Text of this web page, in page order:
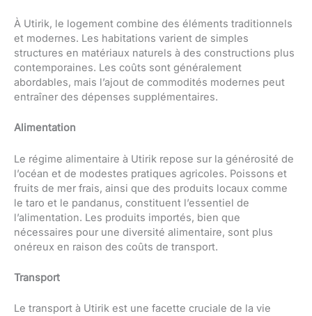
À Utirik, le logement combine des éléments traditionnels
et modernes. Les habitations varient de simples
structures en matériaux naturels à des constructions plus
contemporaines. Les coûts sont généralement
abordables, mais l’ajout de commodités modernes peut
entraîner des dépenses supplémentaires.
Alimentation
Le régime alimentaire à Utirik repose sur la générosité de
l’océan et de modestes pratiques agricoles. Poissons et
fruits de mer frais, ainsi que des produits locaux comme
le taro et le pandanus, constituent l’essentiel de
l’alimentation. Les produits importés, bien que
nécessaires pour une diversité alimentaire, sont plus
onéreux en raison des coûts de transport.
Transport
Le transport à Utirik est une facette cruciale de la vie